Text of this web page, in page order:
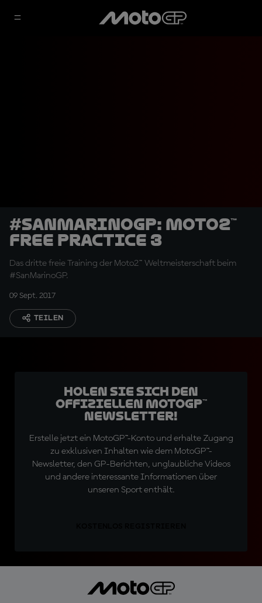
#SanMarinoGP: Moto2™
Free Practice 3
Das dritte freie Training der Moto2™ Weltmeisterschaft beim
#SanMarinoGP.
09 Sept. 2017
TEILEN
Holen Sie sich den
offiziellen MotoGP™
Newsletter!
Erstelle jetzt ein MotoGP™-Konto und erhalte Zugang
zu exklusiven Inhalten wie dem MotoGP™-
Newsletter, den GP-Berichten, unglaubliche Videos
und andere interessante Informationen über
unseren Sport enthält.